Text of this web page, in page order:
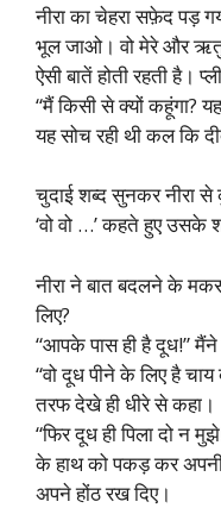
नीरा का चेहरा सफ़ेद पड़
भूल जाओ। वो मेरे और ऋतु
ऐसी बातें होती रहती है।
“मैं किसी से क्यों कहूंगा?
यह सोच रही थी कल कि
चुदाई शब्द सुनकर नीरा
‘वो वो …’ कहते हुए उसके
नीरा ने बात बदलने के
लिए?
“आपके पास ही है दूध!”
“वो दूध पीने के लिए है चाय
तरफ देखे ही धीरे से कहा।
“फिर दूध ही पिला दो न
के हाथ को पकड़ कर
अपने होंठ रख दिए।